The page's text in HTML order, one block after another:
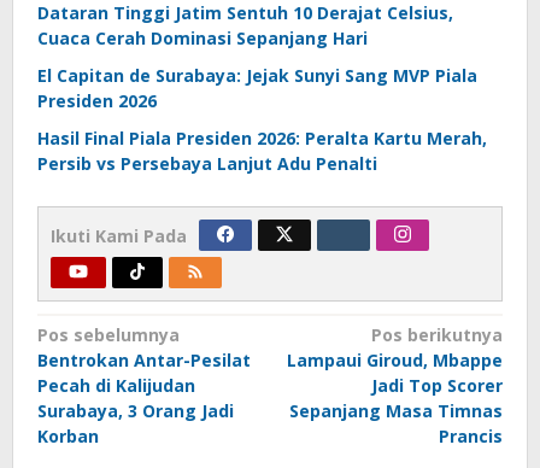
Dataran Tinggi Jatim Sentuh 10 Derajat Celsius,
Cuaca Cerah Dominasi Sepanjang Hari
El Capitan de Surabaya: Jejak Sunyi Sang MVP Piala
Presiden 2026
Hasil Final Piala Presiden 2026: Peralta Kartu Merah,
Persib vs Persebaya Lanjut Adu Penalti
Ikuti Kami Pada
Navigasi
pos
Pos sebelumnya
Bentrokan Antar-Pesilat
Pecah di Kalijudan
Surabaya, 3 Orang Jadi
Korban
Pos berikutnya
Lampaui Giroud, Mbappe
Jadi Top Scorer
Sepanjang Masa Timnas
Prancis